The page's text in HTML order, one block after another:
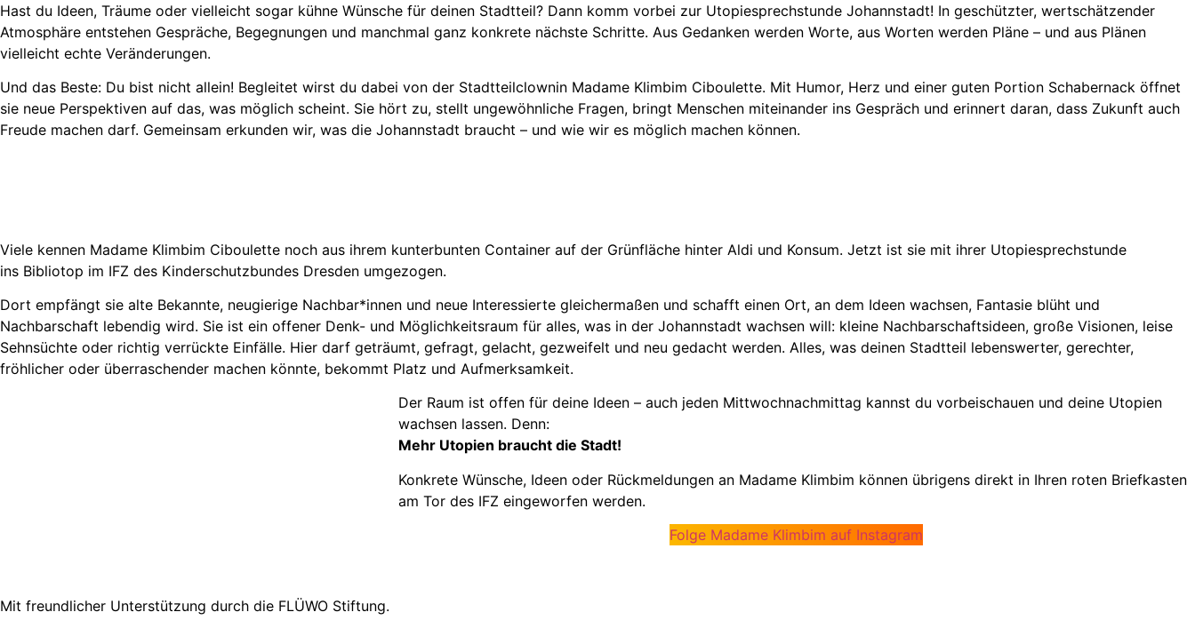
Hast du Ideen, Träume oder vielleicht sogar kühne Wünsche für deinen Stadtteil? Dann komm vorbei zur Utopiesprechstunde Johannstadt! In geschützter, wertschätzender
Atmosphäre entstehen Gespräche, Begegnungen und manchmal ganz konkrete nächste Schritte. Aus Gedanken werden Worte, aus Worten werden Pläne – und aus Plänen
vielleicht echte Veränderungen.
Und das Beste: Du bist nicht allein! Begleitet wirst du dabei von der Stadtteilclownin Madame Klimbim Ciboulette. Mit Humor, Herz und einer guten Portion Schabernack öffnet
sie neue Perspektiven auf das, was möglich scheint. Sie hört zu, stellt ungewöhnliche Fragen, bringt Menschen miteinander ins Gespräch und erinnert daran, dass Zukunft auch
Freude machen darf. Gemeinsam erkunden wir, was die Johannstadt braucht – und wie wir es möglich machen können.
Viele kennen Madame Klimbim Ciboulette noch aus ihrem kunterbunten Container auf der Grünfläche hinter Aldi und Konsum. Jetzt ist sie mit ihrer Utopiesprechstunde
ins Bibliotop im IFZ des Kinderschutzbundes Dresden umgezogen.
Dort empfängt sie alte Bekannte, neugierige Nachbar*innen und neue Interessierte gleichermaßen und schafft einen Ort, an dem Ideen wachsen, Fantasie blüht und
Nachbarschaft lebendig wird. Sie ist ein offener Denk- und Möglichkeitsraum für alles, was in der Johannstadt wachsen will: kleine Nachbarschaftsideen, große Visionen, leise
Sehnsüchte oder richtig verrückte Einfälle. Hier darf geträumt, gefragt, gelacht, gezweifelt und neu gedacht werden. Alles, was deinen Stadtteil lebenswerter, gerechter,
fröhlicher oder überraschender machen könnte, bekommt Platz und Aufmerksamkeit.
Der Raum ist offen für deine Ideen – auch jeden Mittwochnachmittag kannst du vorbeischauen und deine Utopien
wachsen lassen. Denn:
Mehr Utopien braucht die Stadt!
Konkrete Wünsche, Ideen oder Rückmeldungen an Madame Klimbim können übrigens direkt in Ihren roten Briefkasten
am Tor des IFZ eingeworfen werden.
Folge Madame Klimbim auf Instagram
Mit freundlicher Unterstützung durch die FLÜWO Stiftung.